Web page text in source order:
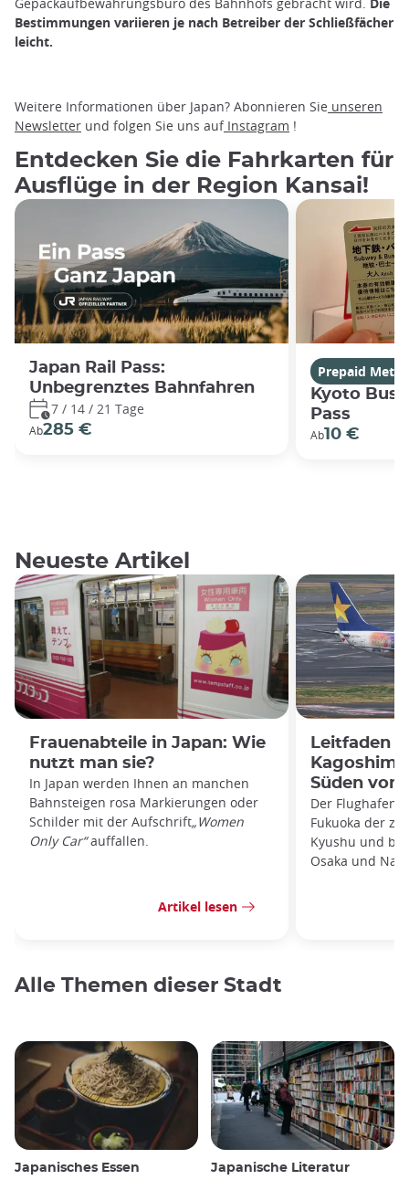
Gepäckaufbewahrungsbüro des Bahnhofs gebracht wird. Die
Bestimmungen variieren je nach Betreiber der Schließfächer
leicht.
Weitere Informationen über Japan? Abonnieren Sie unseren
Newsletter und folgen Sie uns auf Instagram !
Entdecken Sie die Fahrkarten für
Ausflüge in der Region Kansai!
Japan Rail Pass:
Unbegrenztes Bahnfahren
7 / 14 / 21 Tage
Ab285 €
Prepaid
Kyoto Bus
Pass
Ab10 €
Neueste Artikel
Frauenabteile in Japan: Wie
nutzt man sie?
In Japan werden Ihnen an manchen
Bahnsteigen rosa Markierungen oder
Schilder mit der Aufschrift„Women
Only Car“auffallen.
Artikel lesen
Leitfaden
Süden von
Der Flughafen
Fukuoka der
Kyushu und
Osaka und
Alle Themen dieser Stadt
Japanisches Essen Japanische Literatur